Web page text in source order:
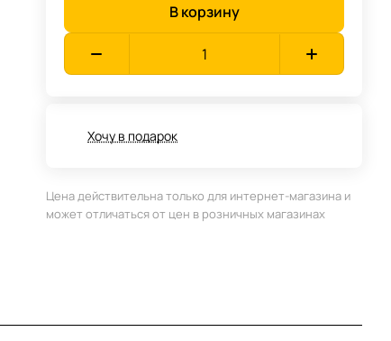
В корзину
Хочу в подарок
Цена действительна только для интернет-магазина и
может отличаться от цен в розничных магазинах